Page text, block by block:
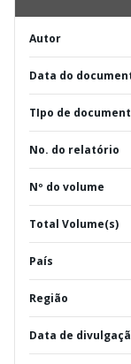
Autor
Data do
TIpo de
No. do relatório
Nº do volume
Total Volume(s)
País
Região
Data de